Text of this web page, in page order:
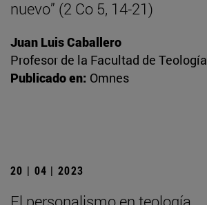
nuevo” (2 Co 5, 14-21)
Juan Luis Caballero
Profesor de la Facultad de Teología
Publicado en: Omnes
20 | 04 | 2023